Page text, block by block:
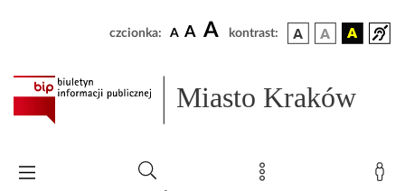
czcionka: A A A kontrast:
Miasto Kraków